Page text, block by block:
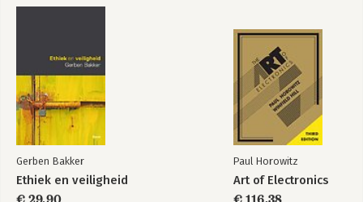
aan de Vlerick Business School en als
gastdocent aan de London Business
Gerben Bakker
Ethiek en veiligheid
Paul Horowitz
Art of Electronics